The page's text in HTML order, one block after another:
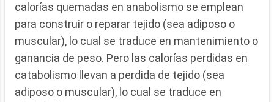
calorías quemadas en anabolismo se emplean
para construir o reparar tejido (sea adiposo o
muscular), lo cual se traduce en mantenimiento o
ganancia de peso. Pero las calorías perdidas en
catabolismo llevan a perdida de tejido (sea
adiposo o muscular), lo cual se traduce en